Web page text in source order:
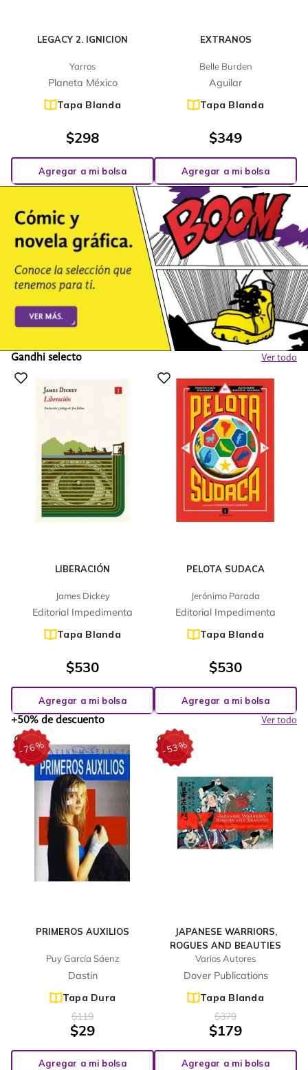
LEGACY 2. IGNICION
Yarros
Planeta México
Tapa Blanda
$298
Agregar a mi bolsa
EXTRANOS
Belle Burden
Aguilar
Tapa Blanda
$349
Agregar a mi bolsa
Gandhi selecto Ver todo
LIBERACIÓN
James Dickey
Editorial Impedimenta
Tapa Blanda
$530
Agregar a mi bolsa
PELOTA SUDACA
Jerónimo Parada
Editorial Impedimenta
Tapa Blanda
$530
Agregar a mi bolsa
+50% de descuento
Ver todo
PRIMEROS AUXILIOS
Puy García Sáenz
Dastin
Tapa Dura
-76%
$119
$29
Agregar a mi bolsa
JAPANESE WARRIORS,
ROGUES AND BEAUTIES
Varios Autores
Dover Publications
Tapa Blanda
-53%
$379
$179
Agregar a mi bolsa